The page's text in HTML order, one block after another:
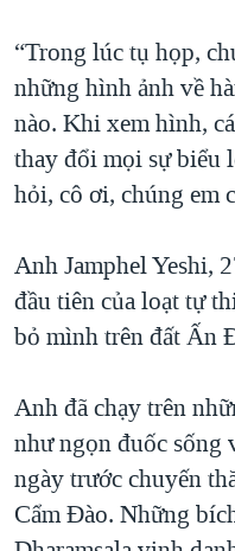
“Trong lúc tụ họp,
những hình ảnh về
nào. Khi xem hình,
thay đổi mọi sự biểu
hỏi, cô ơi, chúng em
Anh Jamphel Yeshi,
đầu tiên của loạt tự
bỏ mình trên đất Ấn
Anh đã chạy trên
như ngọn đuốc sống
ngày trước chuyến
Cẩm Đào. Những